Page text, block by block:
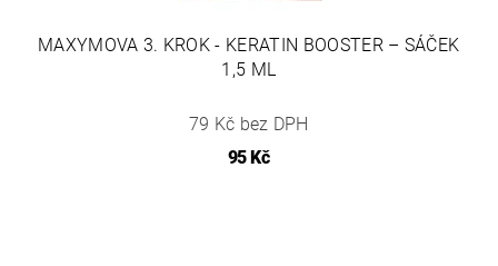
MAXYMOVA 3. KROK - KERATIN BOOSTER – SÁČEK
1,5 ML
79 Kč bez DPH
95 Kč